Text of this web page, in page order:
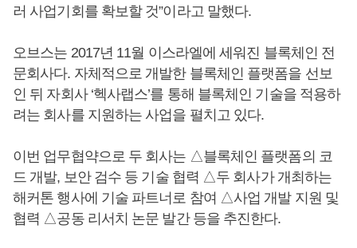
러 사업기회를 확보할 것”이라고 말했다.
오브스는 2017년 11월 이스라엘에 세워진 블록체인 전
문회사다. 자체적으로 개발한 블록체인 플랫폼을 선보
인 뒤 자회사 ‘헥사랩스’를 통해 블록체인 기술을 적용하
려는 회사를 지원하는 사업을 펼치고 있다.
이번 업무협약으로 두 회사는 △블록체인 플랫폼의 코
드 개발, 보안 검수 등 기술 협력 △두 회사가 개최하는
해커톤 행사에 기술 파트너로 참여 △사업 개발 지원 및
협력 △공동 리서치 논문 발간 등을 추진한다.